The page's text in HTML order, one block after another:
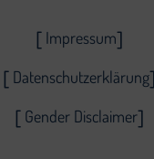
Impressum
Datenschutzerklärung
Gender Disclaimer